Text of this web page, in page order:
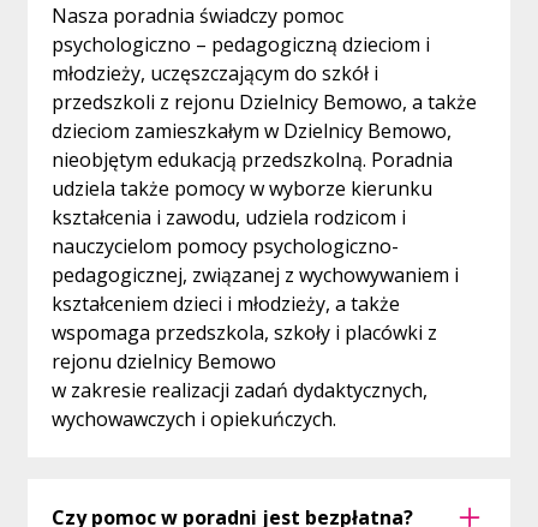
Nasza poradnia świadczy pomoc
psychologiczno – pedagogiczną dzieciom i
młodzieży, uczęszczającym do szkół i
przedszkoli z rejonu Dzielnicy Bemowo, a także
dzieciom zamieszkałym w Dzielnicy Bemowo,
nieobjętym edukacją przedszkolną. Poradnia
udziela także pomocy w wyborze kierunku
kształcenia i zawodu, udziela rodzicom i
nauczycielom pomocy psychologiczno-
pedagogicznej, związanej z wychowywaniem i
kształceniem dzieci i młodzieży, a także
wspomaga przedszkola, szkoły i placówki z
rejonu dzielnicy Bemowo
w zakresie realizacji zadań dydaktycznych,
wychowawczych i opiekuńczych.
Czy pomoc w poradni jest bezpłatna?